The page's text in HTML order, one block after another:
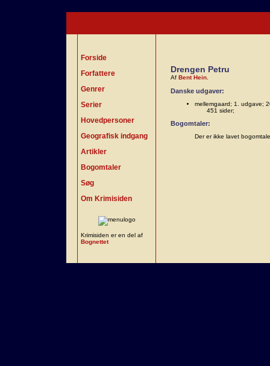
Forside
Forfattere
Genrer
Serier
Hovedpersoner
Geografisk indgang
Artikler
Bogomtaler
Søg
Om Krimisiden
Krimisiden er en del af
Bognettet
Drengen Petru
Af Bent Hein
Danske udgaver:
mellemgaard; 1. udgave;
451 sider;
Bogomtaler:
Der er ikke lavet